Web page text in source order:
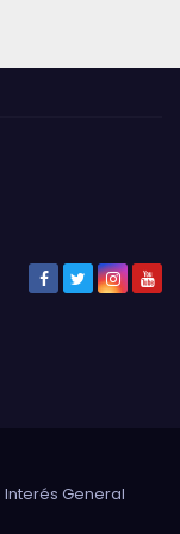
Interés General